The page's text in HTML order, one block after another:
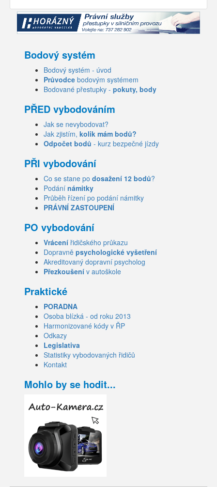
Bodový systém
Bodový systém - úvod
Průvodce bodovým systémem
Bodované přestupky - pokuty, body
PŘED vybodováním
Jak se nevybodovat?
Jak zjistím, kolik mám bodů?
Odpočet bodů - kurz bezpečné jízdy
PŘI vybodování
Co se stane po dosažení 12 bodů?
Podání námitky
Průběh řízení po podání námitky
PRÁVNÍ ZASTOUPENÍ
PO vybodování
Vrácení řidičského průkazu
Dopravně psychologické vyšetření
Akreditovaný dopravní psycholog
Přezkoušení v autoškole
Praktické
PORADNA
Osoba blízká - od roku 2013
Harmonizované kódy v ŘP
Odkazy
Legislativa
Statistiky vybodovaných řidičů
Kontakt
Mohlo by se hodit...